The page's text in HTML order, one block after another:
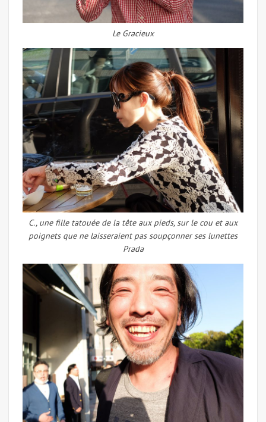
Le Gracieux
C., une fille tatouée de la tête aux pieds, sur le cou et aux
poignets que ne laisseraient pas soupçonner ses lunettes
Prada